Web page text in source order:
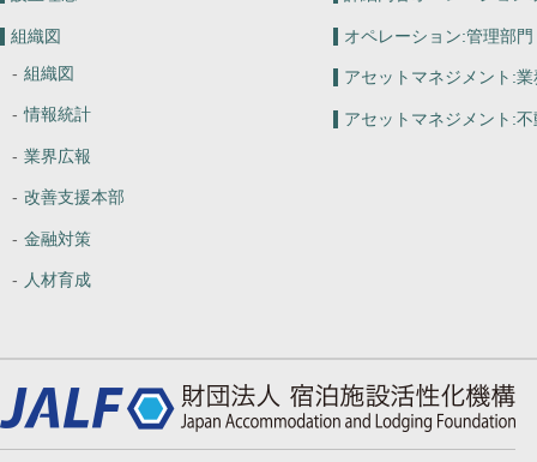
組織図
組織図
情報統計
業界広報
改善支援本部
金融対策
人材育成
オペレーション:管理部門
アセットマネジメント:業
アセットマネジメント:不